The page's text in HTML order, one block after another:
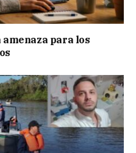
para los